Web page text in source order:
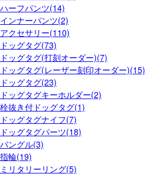
ハーフパンツ(14)
インナーパンツ(2)
アクセサリー(110)
ドッグタグ(73)
ドッグタグ(打刻オーダー)(7)
ドッグタグ(レーザー刻印オーダー)(15)
ドッグタグ(23)
ドッグタグキーホルダー(2)
栓抜き付ドッグタグ(1)
ドッグタグナイフ(7)
ドッグタグパーツ(18)
バングル(3)
指輪(19)
ミリタリーリング(5)